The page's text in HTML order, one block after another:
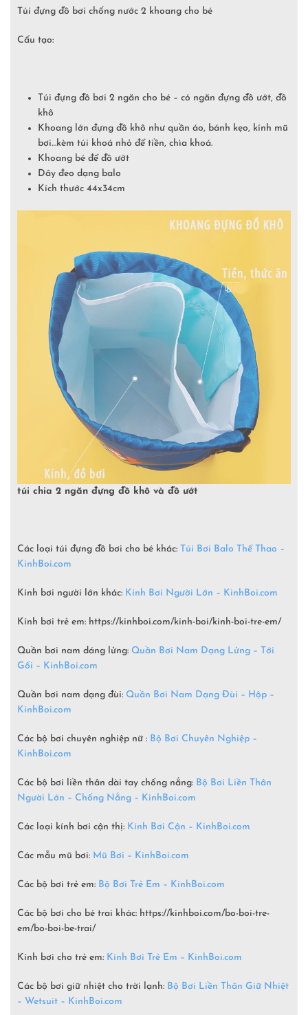
Túi đựng đồ bơi chống nước 2 khoang cho bé
Cấu tạo:
Túi đựng đồ bơi 2 ngăn cho bé – có ngăn đựng đồ ướt, đồ
khô
Khoang lớn đựng đồ khô như quần áo, bánh kẹo, kính mũ
bơi…kèm túi khoá nhỏ để tiền, chìa khoá.
Khoang bé để đồ ướt
Dây đeo dạng balo
Kích thước 44x34cm
túi chia 2 ngăn đựng đồ khô và đồ ướt
Các loại túi đựng đồ bơi cho bé khác: Túi Bơi Balo Thể Thao –
KinhBoi.com
Kính bơi người lớn khác: Kính Bơi Người Lớn – KinhBoi.com
Kính bơi trẻ em: https://kinhboi.com/kinh-boi/kinh-boi-tre-em/
Quần bơi nam dáng lửng: Quần Bơi Nam Dạng Lửng – Tới
Gối – KinhBoi.com
Quần bơi nam dạng đùi: Quần Bơi Nam Dạng Đùi – Hộp –
KinhBoi.com
Các bộ bơi chuyên nghiệp nữ : Bộ Bơi Chuyên Nghiệp –
KinhBoi.com
Các bộ bơi liền thân dài tay chống nắng: Bộ Bơi Liền Thân
Người Lớn – Chống Nắng – KinhBoi.com
Các loại kính bơi cận thị: Kính Bơi Cận – KinhBoi.com
Các mẫu mũ bơi: Mũ Bơi – KinhBoi.com
Các bộ bơi trẻ em: Bộ Bơi Trẻ Em – KinhBoi.com
Các bộ bơi cho bé trai khác: https://kinhboi.com/bo-boi-tre-
em/bo-boi-be-trai/
Kính bơi cho trẻ em: Kính Bơi Trẻ Em – KinhBoi.com
Các bộ bơi giữ nhiệt cho trời lạnh: Bộ Bơi Liền Thân Giữ Nhiệt
– Wetsuit – KinhBoi.com